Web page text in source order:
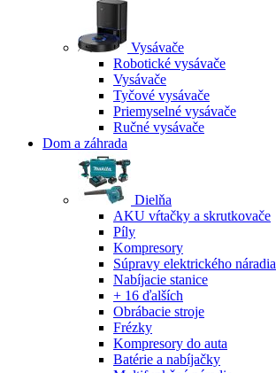
Vysávače
Robotické vysávače
Vysávače
Tyčové vysávače
Priemyselné vysávače
Ručné vysávače
Dom a záhrada
Dielňa
AKU vŕtačky a skrutkovače
Píly
Kompresory
Súpravy elektrického náradia
Nabíjacie stanice
+ 16 ďalších
Obrábacie stroje
Frézky
Kompresory do auta
Batérie a nabíjačky